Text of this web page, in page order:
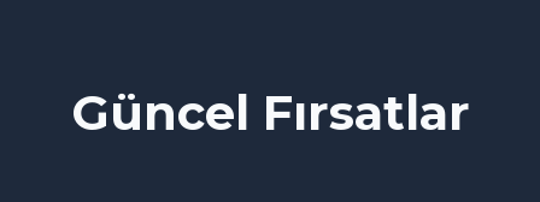
Güncel Fırsatlar